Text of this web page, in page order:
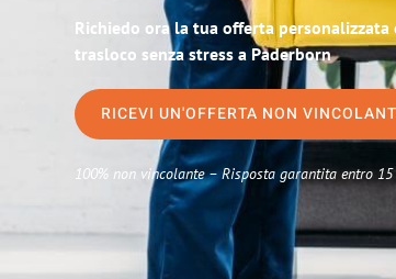
Richiedo ora la tua offerta
trasloco senza stress a Paderborn
RICEVI UN'OFFERTA NON
100% non vincolante – Risposta garantita entro